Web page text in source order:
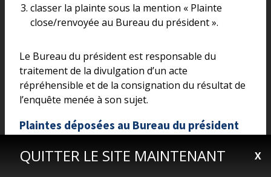
QUITTER LE SITE MAINTENANT X
classer la plainte sous la mention « Plainte
close/renvoyée au Bureau du président ».
Le Bureau du président est responsable du
traitement de la divulgation d’un acte
répréhensible et de la consignation du résultat de
l’enquête menée à son sujet.
Plaintes déposées au Bureau du président
acte répréhensible, le Bureau du président doit :